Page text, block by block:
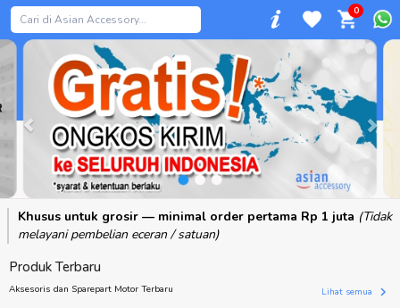
0
Khusus untuk grosir — minimal order pertama Rp 1 juta (Tidak
melayani pembelian eceran / satuan)
Produk Terbaru
Aksesoris dan Sparepart Motor Terbaru Lihat semua